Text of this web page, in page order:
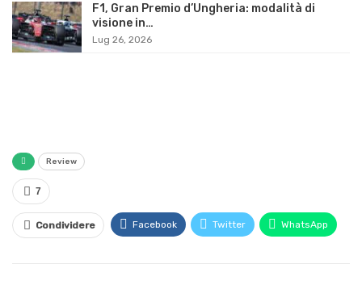
F1, Gran Premio d’Ungheria: modalità di
visione in…
Lug 26, 2026
Review
7
Condividere Facebook Twitter WhatsApp